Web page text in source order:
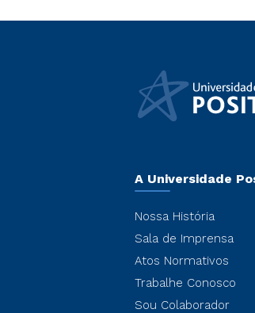
A Universidade
Nossa História
Sala de Imprensa
Atos Normativos
Trabalhe Conosco
Sou Colaborador